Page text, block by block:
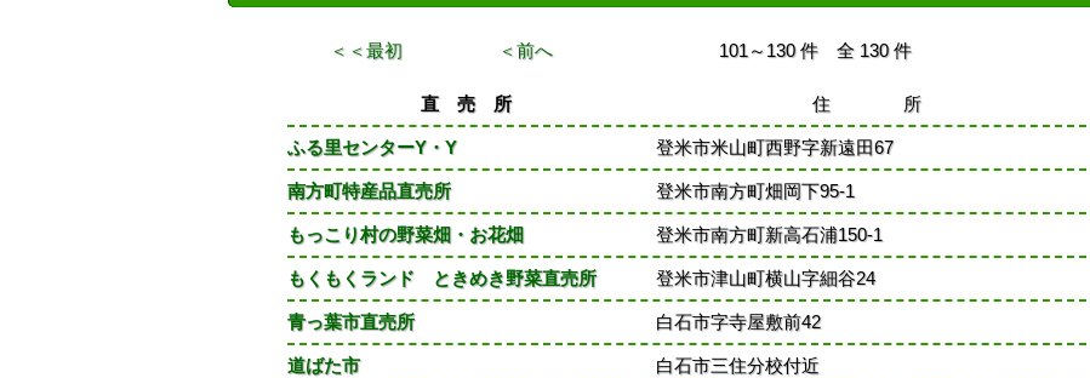
＜＜最初 ＜前へ 101～130 件 全 130 件
直 売 所 住 所
ふる里センターY・Y 登米市米山町西野字新遠田67
南方町特産品直売所 登米市南方町畑岡下95-1
もっこり村の野菜畑・お花畑 登米市南方町新高石浦150-1
もくもくランド ときめき野菜直売所 登米市津山町横山字細谷24
青っ葉市直売所 白石市字寺屋敷前42
道ばた市 白石市三住分校付近